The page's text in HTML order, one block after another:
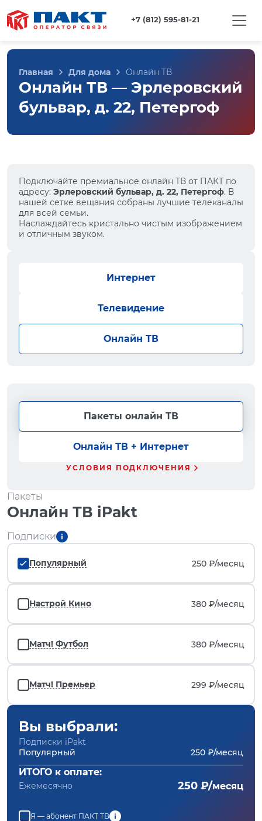
+7 (812) 595-81-21
Главная Для дома Онлайн ТВ
Онлайн ТВ — Эрлеровский
бульвар, д. 22, Петергоф
Подключайте премиальное онлайн ТВ от ПАКТ по
адресу: Эрлеровский бульвар, д. 22, Петергоф. В
нашей сетке вещания собраны лучшие телеканалы
для всей семьи.
Наслаждайтесь кристально чистым изображением
и отличным звуком.
Интернет
Телевидение
Онлайн ТВ
Пакеты онлайн ТВ
Онлайн ТВ + Интернет
УСЛОВИЯ ПОДКЛЮЧЕНИЯ
Пакеты
Онлайн ТВ iPakt
Подписки
Популярный 250 ₽/месяц
Настрой Кино 380 ₽/месяц
Матч! Футбол 380 ₽/месяц
Матч! Премьер 299 ₽/месяц
Вы выбрали:
Подписки iPakt
Популярный
250 ₽/месяц
ИТОГО к оплате:
Ежемесячно 250 ₽/месяц
Я — абонент ПАКТ ТВ